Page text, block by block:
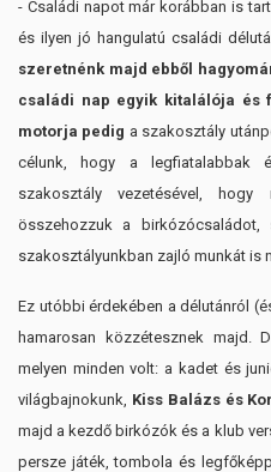
- Családi napot már korábban is
és ilyen jó hangulatú családi
szeretnénk majd ebből
családi nap egyik kitalálója és
motorja pedig a szakosztály
célunk, hogy a legfiatalabbak
szakosztály vezetésével, hogy
összehozzuk a
szakosztályunkban zajló munkát is
Ez utóbbi érdekében a délutánról
hamarosan közzétesznek majd.
melyen minden volt: a kadet és
világbajnokunk, Kiss Balázs és
majd a kezdő birkózók és a klub
persze játék, tombola és